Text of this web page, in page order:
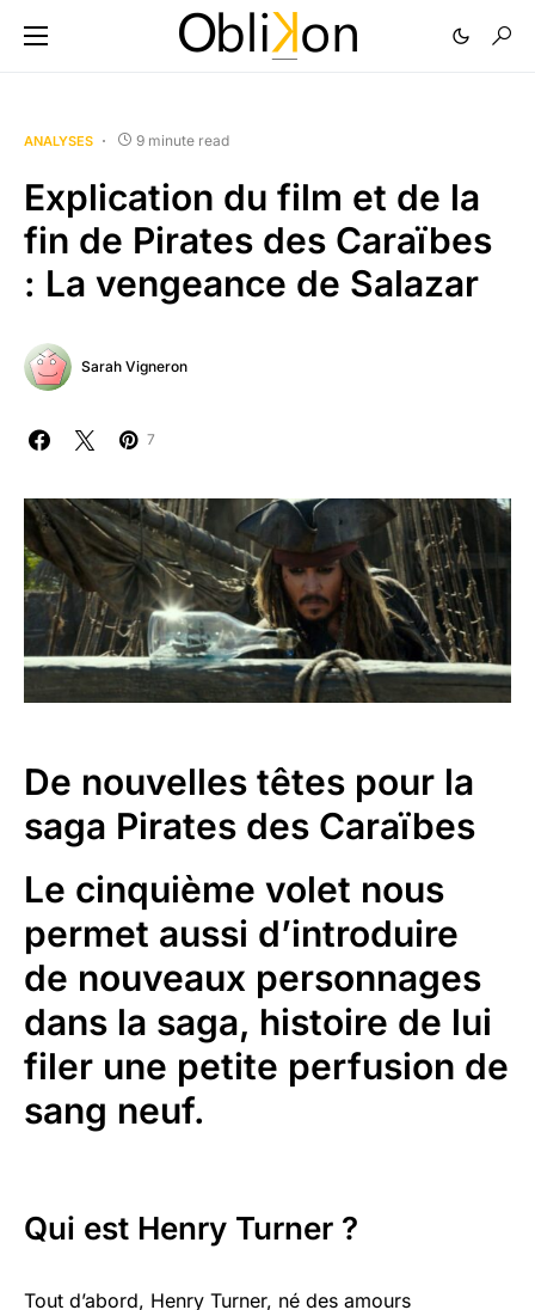
ANALYSES 9 minute read
Explication du film et de la
fin de Pirates des Caraïbes
: La vengeance de Salazar
Sarah Vigneron
7
De nouvelles têtes pour la
saga Pirates des Caraïbes
Le cinquième volet nous
permet aussi d’introduire
de nouveaux personnages
dans la saga, histoire de lui
filer une petite perfusion de
sang neuf.
Qui est Henry Turner ?
Tout d’abord, Henry Turner, né des amours